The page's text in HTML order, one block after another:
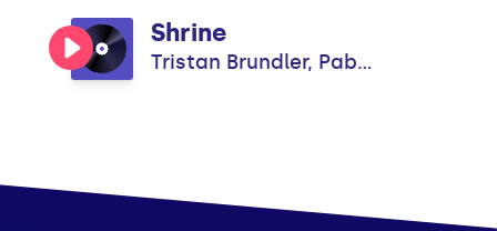
Shrine
Tristan Brundler, Pablo Altar